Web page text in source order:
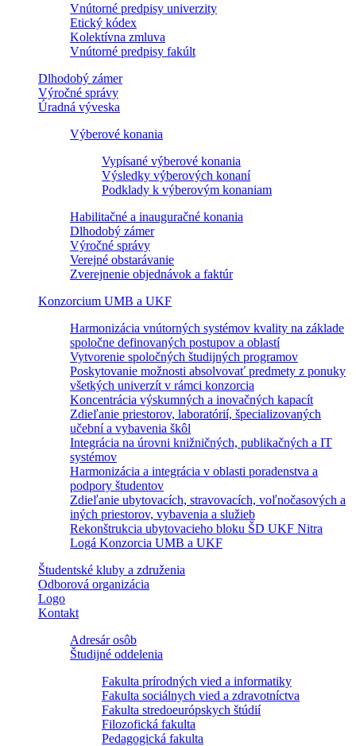
Vnútorné predpisy univerzity
Etický kódex
Kolektívna zmluva
Vnútorné predpisy fakúlt
Dlhodobý zámer
Výročné správy
Úradná výveska
Výberové konania
Vypísané výberové konania
Výsledky výberových konaní
Podklady k výberovým konaniam
Habilitačné a inauguračné konania
Dlhodobý zámer
Výročné správy
Verejné obstarávanie
Zverejnenie objednávok a faktúr
Konzorcium UMB a UKF
Harmonizácia vnútorných systémov kvality na základe
spoločne definovaných postupov a oblastí
Vytvorenie spoločných študijných programov
Poskytovanie možnosti absolvovať predmety z ponuky
všetkých univerzít v rámci konzorcia
Koncentrácia výskumných a inovačných kapacít
Zdieľanie priestorov, laboratórií, špecializovaných
učební a vybavenia škôl
Integrácia na úrovni knižničných, publikačných a IT
systémov
Harmonizácia a integrácia v oblasti poradenstva a
podpory študentov
Zdieľanie ubytovacích, stravovacích, voľnočasových a
iných priestorov, vybavenia a služieb
Rekonštrukcia ubytovacieho bloku ŠD UKF Nitra
Logá Konzorcia UMB a UKF
Študentské kluby a združenia
Odborová organizácia
Logo
Kontakt
Adresár osôb
Študijné oddelenia
Fakulta prírodných vied a informatiky
Fakulta sociálnych vied a zdravotníctva
Fakulta stredoeurópskych štúdií
Filozofická fakulta
Pedagogická fakulta